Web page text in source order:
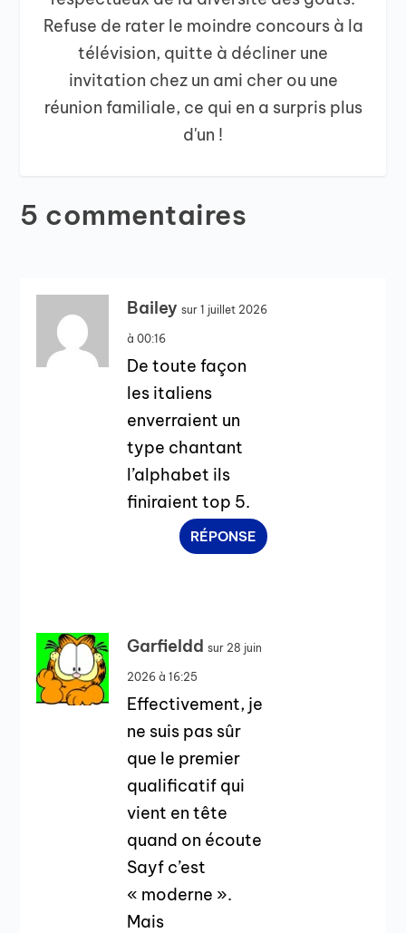
Refuse de rater le moindre concours à la
télévision, quitte à décliner une
invitation chez un ami cher ou une
réunion familiale, ce qui en a surpris plus
d'un !
5 commentaires
Bailey sur 1 juillet 2026
à 00:16
De toute façon
les italiens
enverraient un
type chantant
l’alphabet ils
finiraient top 5.
RÉPONSE
Garfieldd sur 28 juin
2026 à 16:25
Effectivement, je
ne suis pas sûr
que le premier
qualificatif qui
vient en tête
quand on écoute
Sayf c’est
« moderne ».
Mais